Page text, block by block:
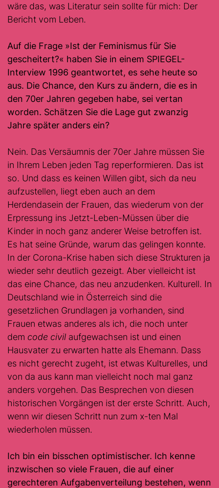
wäre das, was Literatur sein sollte für mich: Der
Bericht vom Leben.
Auf die Frage »Ist der Feminismus für Sie
gescheitert?« haben Sie in einem SPIEGEL-
Interview 1996 geantwortet, es sehe heute so
aus. Die Chance, den Kurs zu ändern, die es in
den 70er Jahren gegeben habe, sei vertan
worden. Schätzen Sie die Lage gut zwanzig
Jahre später anders ein?
Nein. Das Versäumnis der 70er Jahre müssen Sie
in Ihrem Leben jeden Tag reperformieren. Das ist
so. Und dass es keinen Willen gibt, sich da neu
aufzustellen, liegt eben auch an dem
Herdendasein der Frauen, das wiederum von der
Erpressung ins Jetzt-Leben-Müssen über die
Kinder in noch ganz anderer Weise betroffen ist.
Es hat seine Gründe, warum das gelingen konnte.
In der Corona-Krise haben sich diese Strukturen ja
wieder sehr deutlich gezeigt. Aber vielleicht ist
das eine Chance, das neu anzudenken. Kulturell. In
Deutschland wie in Österreich sind die
gesetzlichen Grundlagen ja vorhanden, sind
Frauen etwas anderes als ich, die noch unter
dem code civil aufgewachsen ist und einen
Hausvater zu erwarten hatte als Ehemann. Dass
es nicht gerecht zugeht, ist etwas Kulturelles, und
von da aus kann man vielleicht noch mal ganz
anders vorgehen. Das Besprechen von diesen
historischen Vorgängen ist der erste Schritt. Auch,
wenn wir diesen Schritt nun zum x-ten Mal
wiederholen müssen.
Ich bin ein bisschen optimistischer. Ich kenne
inzwischen so viele Frauen, die auf einer
gerechteren Aufgabenverteilung bestehen, wenn